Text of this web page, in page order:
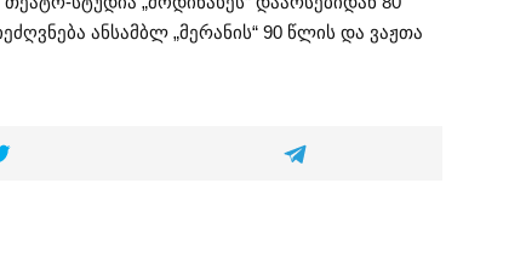
ანსამბლ „მერანის“ 90 წლის და ვაჟთა